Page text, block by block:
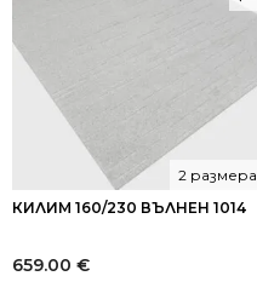
КИЛИМ 160/230 ВЪЛНЕН 1014
2 размера
659.00 €